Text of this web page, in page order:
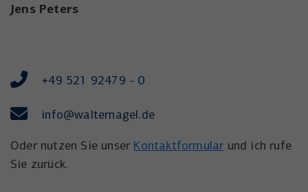
Jens Peters
+49 521 92479 - 0
info@walternagel.de
Oder nutzen Sie unser Kontaktformular und ich rufe
Sie zurück.